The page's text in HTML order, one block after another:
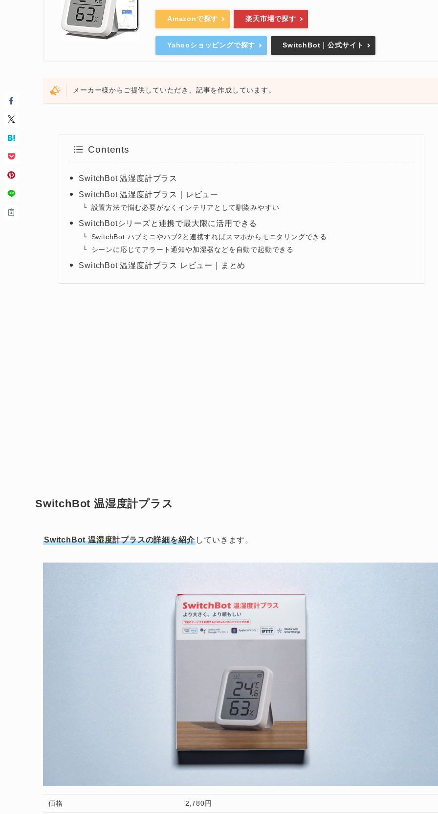
Amazonで探す 楽天市場で探す
Yahooショッピングで探す SwitchBot｜公式サイト
メーカー様からご提供していただき、記事を作成しています。
Contents
SwitchBot 温湿度計プラス
SwitchBot 温湿度計プラス｜レビュー
設置方法で悩む必要がなくインテリアとして馴染みやすい
SwitchBotシリーズと連携で最大限に活用できる
SwitchBot ハブミニやハブ2と連携すればスマホからモニタリングできる
シーンに応じてアラート通知や加湿器などを自動で起動できる
SwitchBot 温湿度計プラス レビュー｜まとめ
SwitchBot 温湿度計プラス
SwitchBot 温湿度計プラスの詳細を紹介 していきます。
価格 2,780円